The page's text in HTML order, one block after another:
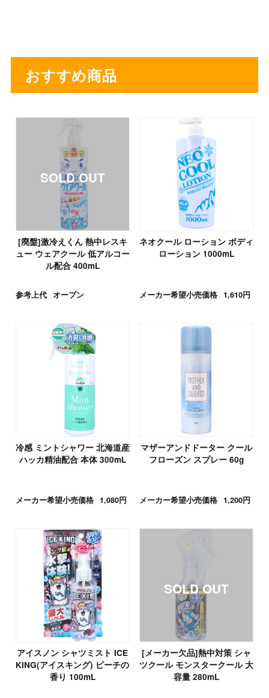
おすすめ商品
[廃盤]激冷えくん 熱中レスキ
ュー ウェアクール 低アルコー
ル配合 400mL
参考上代 オープン
ネオクール ローション ボディ
ローション 1000mL
メーカー希望小売価格 1,610円
冷感 ミントシャワー 北海道産
ハッカ精油配合 本体 300mL
メーカー希望小売価格 1,080円
マザーアンドドーター クール
フローズン スプレー 60g
メーカー希望小売価格 1,200円
アイスノン シャツミスト ICE
KING(アイスキング) ピーチの
香り 100mL
[メーカー欠品]熱中対策 シャ
ツクール モンスタークール 大
容量 280mL